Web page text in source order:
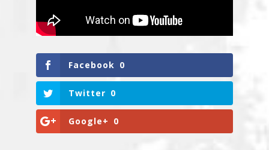
Facebook 0
Twitter 0
Google+ 0